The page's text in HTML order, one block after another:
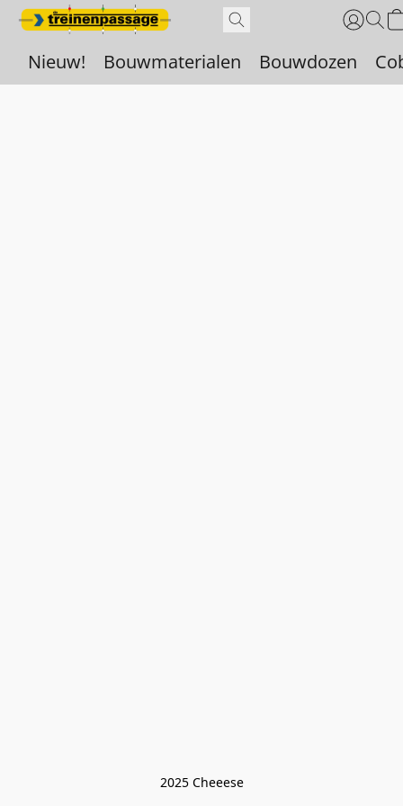
Nieuw! Bouwmaterialen Bouwdozen
2025 Cheeese